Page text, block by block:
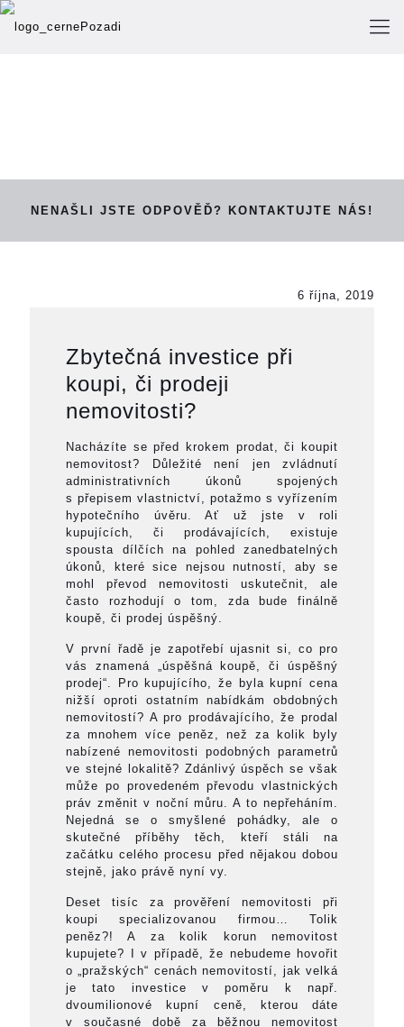
NENAŠLI JSTE ODPOVĚĎ? KONTAKTUJTE NÁS!
6 října, 2019
Zbytečná investice při
koupi, či prodeji
nemovitosti?
Nacházíte se před krokem prodat, či koupit
nemovitost? Důležité není jen zvládnutí
administrativních úkonů spojených
s přepisem vlastnictví, potažmo s vyřízením
hypotečního úvěru. Ať už jste v roli
kupujících, či prodávajících, existuje
spousta dílčích na pohled zanedbatelných
úkonů, které sice nejsou nutností, aby se
mohl převod nemovitosti uskutečnit, ale
často rozhodují o tom, zda bude finálně
koupě, či prodej úspěšný.
V první řadě je zapotřebí ujasnit si, co pro
vás znamená „úspěšná koupě, či úspěšný
prodej“. Pro kupujícího, že byla kupní cena
nižší oproti ostatním nabídkám obdobných
nemovitostí? A pro prodávajícího, že prodal
za mnohem více peněz, než za kolik byly
nabízené nemovitosti podobných parametrů
ve stejné lokalitě? Zdánlivý úspěch se však
může po provedeném převodu vlastnických
práv změnit v noční můru. A to nepřeháním.
Nejedná se o smyšlené pohádky, ale o
skutečné příběhy těch, kteří stáli na
začátku celého procesu před nějakou dobou
stejně, jako právě nyní vy.
Deset tisíc za prověření nemovitosti při
koupi specializovanou firmou… Tolik
peněz?! A za kolik korun nemovitost
kupujete? I v případě, že nebudeme hovořit
o „pražských“ cenách nemovitostí, jak velká
je tato investice v poměru k např.
dvoumilionové kupní ceně, kterou dáte
v současné době za běžnou nemovitost